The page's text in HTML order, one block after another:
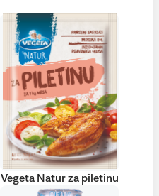
Vegeta Natur za piletinu